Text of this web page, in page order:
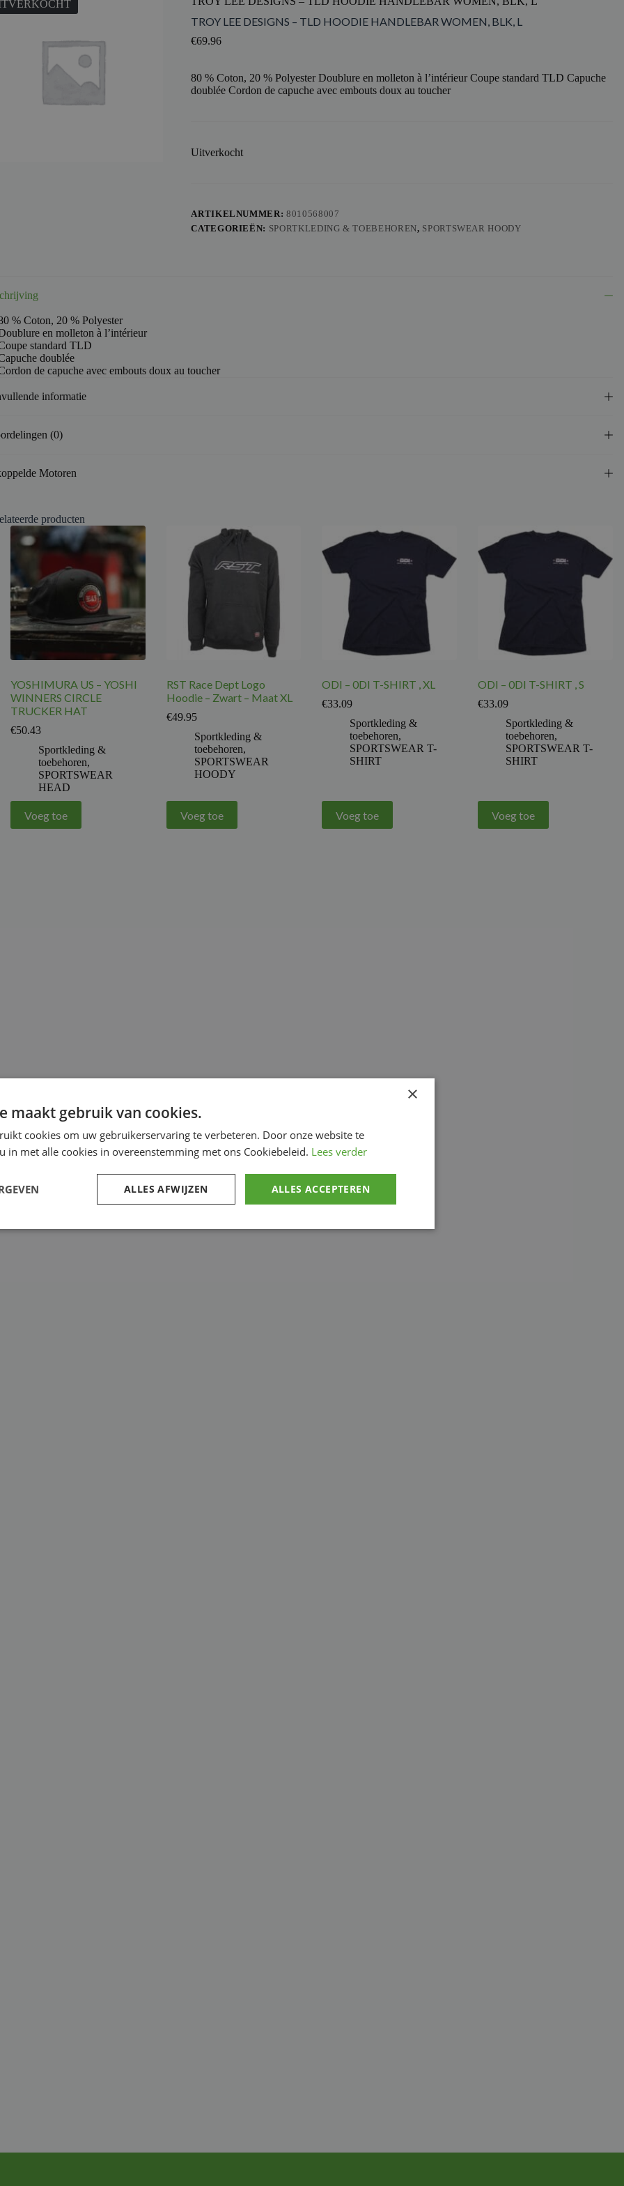
TROY LEE DESIGNS – TLD HOODIE HANDLEBAR WOMEN, BLK, L
€69.96
80 % Coton, 20 % Polyester Doublure en molleton à l’intérieur Coupe standard TLD Capuche
doublée Cordon de capuche avec embouts doux au toucher
Uitverkocht
ARTIKELNUMMER:8010568007
CATEGORIEËN: SPORTKLEDING & TOEBEHOREN, SPORTSWEAR HOODY
% Coton, 20 % Polyester
en molleton à l’intérieur
standard TLD
doublée
de capuche avec embouts doux au toucher
informatie
(0)
Motoren
producten
YOSHIMURA US – YOSHI
WINNERS CIRCLE
TRUCKER HAT
€50.43
Sportkleding &
toebehoren,
SPORTSWEAR
HEAD
Voeg toe
RST Race Dept Logo
Hoodie – Zwart – Maat XL
€49.95
Sportkleding &
toebehoren,
SPORTSWEAR
HOODY
Voeg toe
ODI – 0DI T-SHIRT , XL
€33.09
Sportkleding &
toebehoren,
SPORTSWEAR T-
SHIRT
Voeg toe
ODI – 0DI T-SHIRT , S
€33.09
Sportkleding &
toebehoren,
SPORTSWEAR T-
SHIRT
Voeg toe
×
maakt gebruik van cookies.
cookies om uw gebruikerservaring te verbeteren. Door onze website te
in met alle cookies in overeenstemming met ons Cookiebeleid. Lees verder
ALLES ACCEPTEREN
ALLES AFWIJZEN